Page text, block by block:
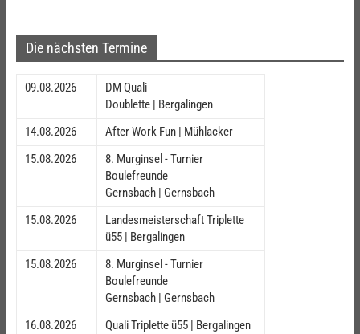
Die nächsten Termine
09.08.2026
DM Quali
Doublette | Bergalingen
14.08.2026
After Work Fun | Mühlacker
15.08.2026
8. Murginsel - Turnier
Boulefreunde
Gernsbach | Gernsbach
15.08.2026
Landesmeisterschaft Triplette
ü55 | Bergalingen
15.08.2026
8. Murginsel - Turnier
Boulefreunde
Gernsbach | Gernsbach
16.08.2026
Quali Triplette ü55 | Bergalingen